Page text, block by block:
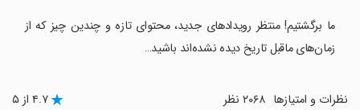
ما برگشتیم! منتظر رویدادهای جدید، محتوای تازه و چندین چیز که از
زمان‌های ماقبل تاریخ دیده نشده‌اند باشید…
نظرات و امتیازها ۴.۷ از ۵